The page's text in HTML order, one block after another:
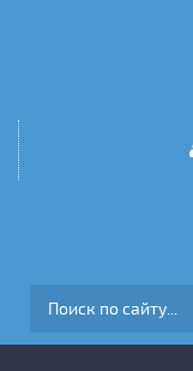
ФОРМА